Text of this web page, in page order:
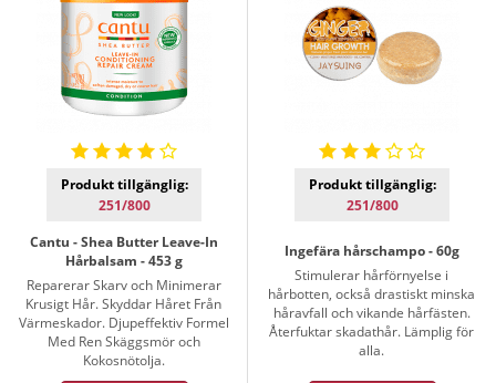
Produkt tillgänglig:
251/800
Cantu - Shea Butter Leave-In
Hårbalsam - 453 g
Reparerar Skarv och Minimerar
Krusigt Hår. Skyddar Håret Från
Värmeskador. Djupeffektiv Formel
Med Ren Skäggsmör och
Kokosnötolja.
Produkt tillgänglig:
251/800
Ingefära hårschampo - 60g
Stimulerar hårförnyelse i
hårbotten, också drastiskt minska
håravfall och vikande hårfästen.
Återfuktar skadathår. Lämplig för
alla.